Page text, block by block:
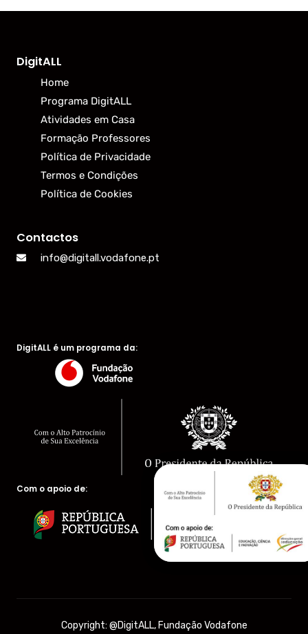
DigitALL
Home
Programa DigitALL
Atividades em Casa
Formação Professores
Política de Privacidade
Termos e Condições
Política de Cookies
Contactos
info@digitall.vodafone.pt
DigitALL é um programa da:
Com o apoio de:
Copyright: @DigitALL, Fundação Vodafone